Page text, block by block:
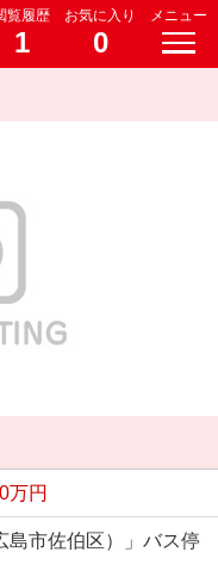
覧履歴
1
お気に入り
0
メニュー
万円
島市佐伯区）」バス停